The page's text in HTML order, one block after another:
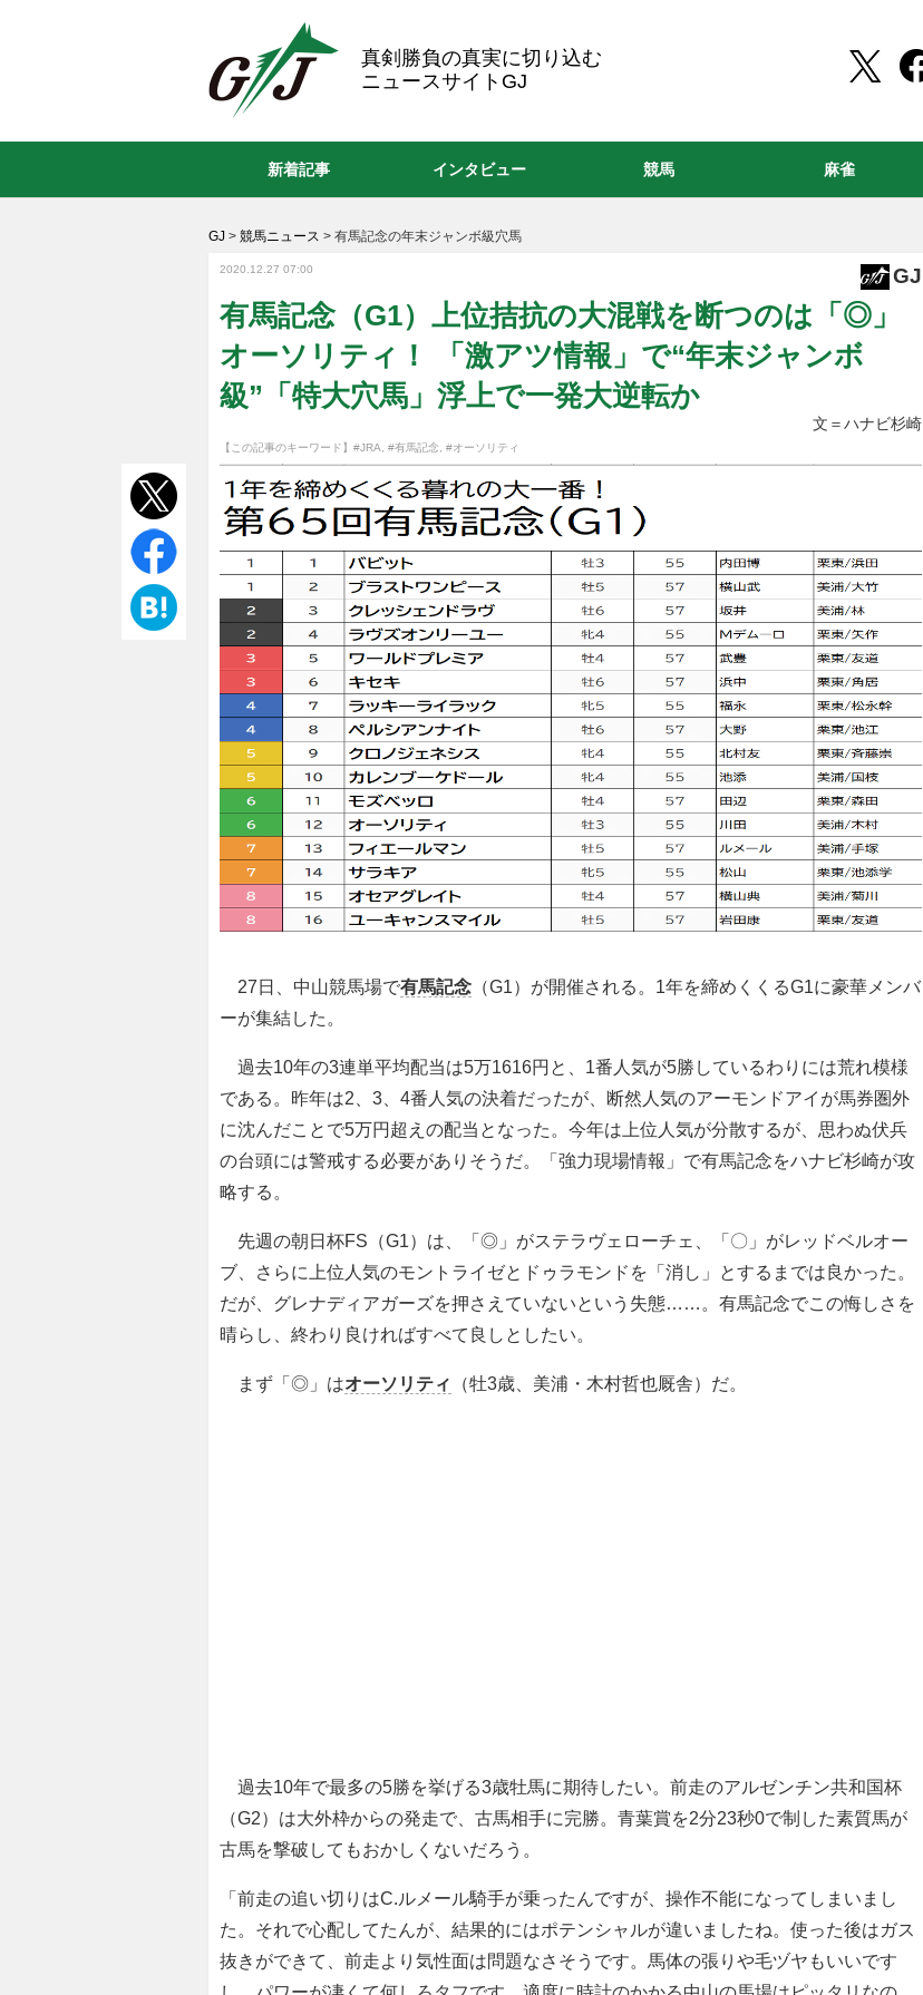
真剣勝負の真実に切り込む
ニュースサイトGJ
GJ > 競馬ニュース > 有馬記念の年末ジャンボ級穴馬
2020.12.27 07:00 GJ
有馬記念（G1）上位拮抗の大混戦を断つのは「◎」
オーソリティ！ 「激アツ情報」で“年末ジャンボ
級”「特大穴馬」浮上で一発大逆転か
文＝ハナビ杉崎
【この記事のキーワード】 #JRA #有馬記念 #オーソリティ
27日、中山競馬場で有馬記念 （G1）が開催される。1年を締めくくるG1に豪華メンバ
ーが集結した。
過去10年の3連単平均配当は5万1616円と、1番人気が5勝しているわりには荒れ模様
である。昨年は2、3、4番人気の決着だったが、断然人気のアーモンドアイが馬券圏外
に沈んだことで5万円超えの配当となった。今年は上位人気が分散するが、思わぬ伏兵
の台頭には警戒する必要がありそうだ。「強力現場情報」で有馬記念をハナビ杉崎が攻
略する。
先週の朝日杯FS（G1）は、「◎」がステラヴェローチェ、「〇」がレッドベルオー
ブ、さらに上位人気のモントライゼとドゥラモンドを「消し」とするまでは良かった。
だが、グレナディアガーズを押さえていないという失態……。有馬記念でこの悔しさを
晴らし、終わり良ければすべて良しとしたい。
まず「◎」はオーソリティ （牡3歳、美浦・木村哲也厩舎）だ。
過去10年で最多の5勝を挙げる3歳牡馬に期待したい。前走のアルゼンチン共和国杯
（G2）は大外枠からの発走で、古馬相手に完勝。青葉賞を2分23秒0で制した素質馬が
古馬を撃破してもおかしくないだろう。
「前走の追い切りはC.ルメール騎手が乗ったんですが、操作不能になってしまいまし
た。それで心配してたんが、結果的にはポテンシャルが違いましたね。使った後はガス
抜きができて、前走より気性面は問題なさそうです。馬体の張りや毛ヅヤもいいです
新着記事 インタビュー 競馬 麻雀